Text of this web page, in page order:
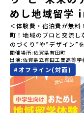
る）YouTube：
si=e5erbspvwz5O8_uF
魅力・メリット・2026
安心のサポート体制・
下の【STEP2】個別説
ーーーーーーーーーーー
る！2つのステップ知り
ください！【STEP1】
いつでも視聴可能です）
方へ〜プログラムの全
す。 【STEP2】個別プ
めし地域留学
＜体験費・宿泊費が無
町！地域のプロと交流し
のづくり”や”デザイン”
化が気になる。いつか留
化、町並みに興味がある
き！」そんな中学生の
験」は、日本全国約200
を送る「地域みらい留
めてのひとり旅でも安
いたします。今回のフ
開催場所 佐賀県有田町
出演 佐賀県立有田工業高等学
#オフライン(対面)